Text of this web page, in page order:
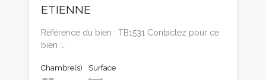
ETIENNE
Référence du bien : TB1531 Contactez pour ce
bien :…
Chambre(s)
Surface